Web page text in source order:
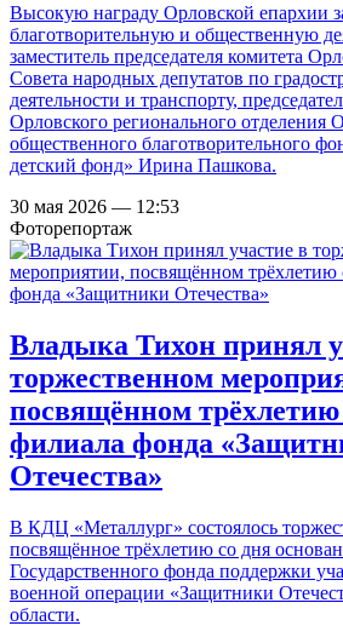
Высокую награду Орловской епархии
благотворительную и общественную
заместитель председателя комитета
Совета народных депутатов по
деятельности и транспорту,
Орловского регионального отделения
общественного благотворительного
детский фонд» Ирина Пашкова.
30 мая 2026 — 12:53
Фоторепортаж
Владыка Тихон принял
торжественном
посвящённом трёхлетию
филиала фонда
Отечества»
В КДЦ «Металлург» состоялось
посвящённое трёхлетию со дня
Государственного фонда поддержки
военной операции «Защитники
области.